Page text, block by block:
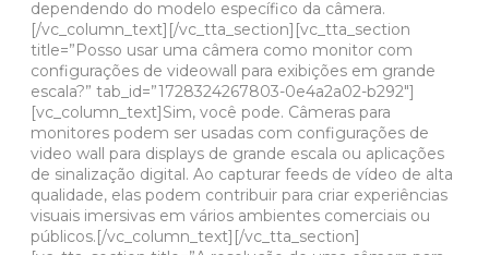
dependendo do modelo específico da câmera.
[/vc_column_text][/vc_tta_section][vc_tta_section
title=”Posso usar uma câmera como monitor com
configurações de videowall para exibições em grande
escala?” tab_id=”1728324267803-0e4a2a02-b292″]
[vc_column_text]Sim, você pode. Câmeras para
monitores podem ser usadas com configurações de
video wall para displays de grande escala ou aplicações
de sinalização digital. Ao capturar feeds de vídeo de alta
qualidade, elas podem contribuir para criar experiências
visuais imersivas em vários ambientes comerciais ou
públicos.[/vc_column_text][/vc_tta_section]